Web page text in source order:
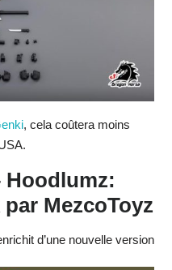
, cela coûtera moins
Hoodlumz:
MezcoToyz
d’une nouvelle version